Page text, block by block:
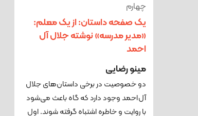
چهارم
یک صفحه داستان: از یک معلم:
«مدیر مدرسه» نوشته جلال آل
احمد
مینو رضایی
دو خصوصیت در برخی داستان‌های جلال
آل‌احمد وجود دارد که گاه باعث می‌شود
با روایت و خاطره اشتباه گرفته‌ شوند. اول